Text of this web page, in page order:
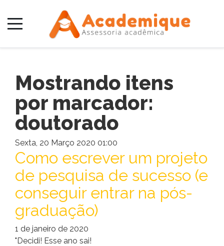
Mostrando itens
por marcador:
doutorado
Sexta, 20 Março 2020 01:00
Como escrever um projeto
de pesquisa de sucesso (e
conseguir entrar na pós-
graduação)
1 de janeiro de 2020
"Decidi! Esse ano sai!